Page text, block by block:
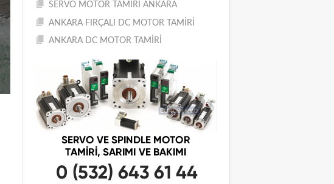
SERVO MOTOR TAMİRİ ANKARA
ANKARA FIRÇALI DC MOTOR TAMİRİ
ANKARA DC MOTOR TAMİRİ